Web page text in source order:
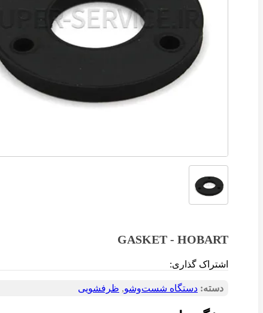
GASKET - HOBART
اشتراک گذاری:
دسته: دستگاه شست‌و‌شو, ظرفشویی